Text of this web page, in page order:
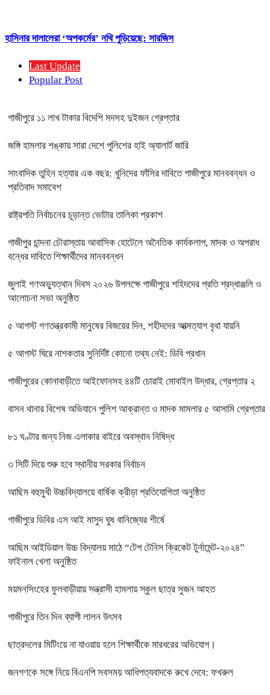
হাসিনার দালালেরা ‘অপকর্মের’ নথি পুড়িয়েছে: সারজিস
Last Update
Popular Post
গাজীপুরে ১১ লাখ টাকার বিদেশি মদসহ দুইজন গ্রেপ্তার
জঙ্গি হামলার শঙ্কায় সারা দেশে পুলিশের হাই অ্যালার্ট জারি
সাংবাদিক তুহিন হত্যার এক বছর: খুনিদের ফাঁসির দাবিতে গাজীপুরে মানববন্ধন ও
প্রতিবাদ সমাবেশ
রাষ্ট্রপতি নির্বাচনের চূড়ান্ত ভোটার তালিকা প্রকাশ
গাজীপুর চান্দনা চৌরাস্তায় আবাসিক হোটেলে অনৈতিক কার্যকলাপ, মাদক ও অপরাধ
বন্ধের দাবিতে শিক্ষার্থীদের মানববন্ধন
জুলাই গণঅভ্যুত্থান দিবস ২০২৬ উপলক্ষে গাজীপুরে শহিদদের প্রতি শ্রদ্ধাঞ্জলি ও
আলোচনা সভা অনুষ্ঠিত
৫ আগস্ট গণতন্ত্রকামী মানুষের বিজয়ের দিন, শহীদদের আত্মত্যাগ বৃথা যায়নি
৫ আগস্ট ঘিরে নাশকতার সুনির্দিষ্ট কোনো তথ্য নেই: ডিবি প্রধান
গাজীপুরের কোনাবাড়ীতে আইফোনসহ ৪৪টি চোরাই মোবাইল উদ্ধার, গ্রেপ্তার ২
বাসন থানার বিশেষ অভিযানে পুলিশ আক্রান্ত ও মাদক মামলার ৫ আসামি গ্রেপ্তার
৮১ ঘণ্টার জন্য নিজ এলাকার বাইরে অবস্থান নিষিদ্ধ
৩ সিটি দিয়ে শুরু হবে স্থানীয় সরকার নির্বাচন
আছিম বহুমুখী উচ্চবিদ্যালয়ে বার্ষিক ক্রীড়া প্রতিযোগিতা অনুষ্ঠিত
গাজীপুরে ডিবির এস আই মাসুদ ঘুষ বানিজ্যের শীর্ষে
আছিম আইডিয়াল উচ্চ বিদ্যালয় মাঠে “টেপ টেনিস ক্রিকেট টুর্নামেন্ট-২০২৪”
ফাইনাল খেলা অনুষ্ঠিত
ময়মনসিংহের ফুলবাড়ীয়ায় সন্ত্রাসী হামলায় স্কুল ছাত্র সুজন আহত
গাজীপুরে তিন দিন ব্যাপী লালন উৎসব
ছাত্রদলের মিটিংয়ে না যাওয়ায় হলে শিক্ষার্থীকে মারধরের অভিযোগ।
জনগণকে সঙ্গে নিয়ে বিএনপি সবসময় আধিপত্যবাদকে রুখে দেবে: ফখরুল